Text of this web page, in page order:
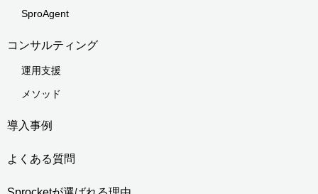
SproAgent
コンサルティング
運用支援
メソッド
導入事例
よくある質問